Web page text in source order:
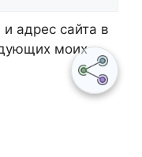
адрес сайта в
моих